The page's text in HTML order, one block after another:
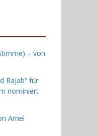
– von
Rajab“ für
nominiert
Amel